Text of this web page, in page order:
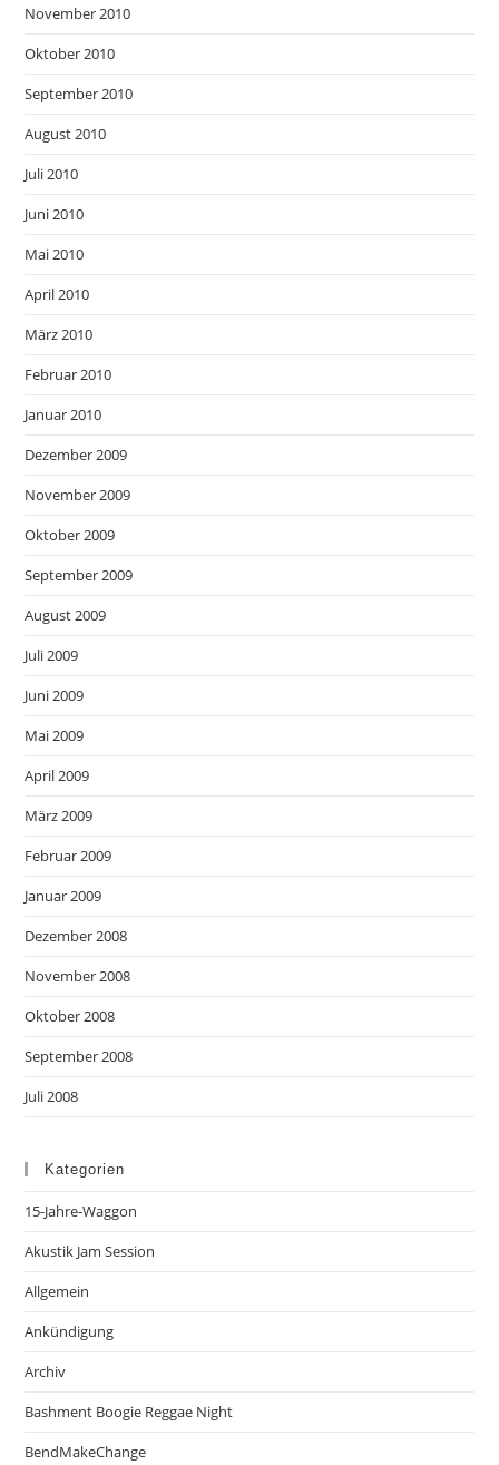
November 2010
Oktober 2010
September 2010
August 2010
Juli 2010
Juni 2010
Mai 2010
April 2010
März 2010
Februar 2010
Januar 2010
Dezember 2009
November 2009
Oktober 2009
September 2009
August 2009
Juli 2009
Juni 2009
Mai 2009
April 2009
März 2009
Februar 2009
Januar 2009
Dezember 2008
November 2008
Oktober 2008
September 2008
Juli 2008
Kategorien
15-Jahre-Waggon
Akustik Jam Session
Allgemein
Ankündigung
Archiv
Bashment Boogie Reggae Night
BendMakeChange